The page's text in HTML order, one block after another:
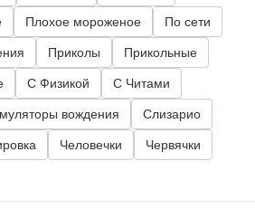
Плохое мороженое По сети
Приколы Прикольные
С Физикой С Читами
вождения Слизарио
Человечки Червячки